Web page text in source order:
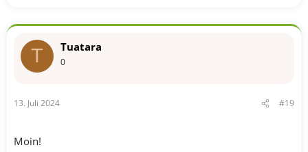
T Tuatara
0
13. Juli 2024 #19
Moin!